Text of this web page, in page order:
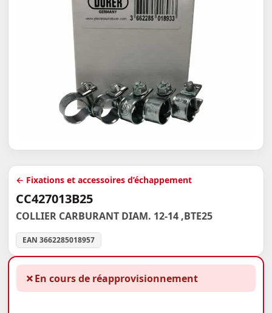
← Fixations et accessoires d’échappement
CC427013B25
COLLIER CARBURANT DIAM. 12-14 ,BTE25
EAN 3662285018957
✗En cours de réapprovisionnement